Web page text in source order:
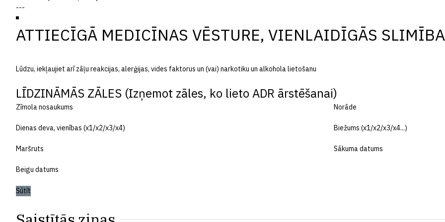
ATTIECĪGĀ MEDICĪNAS VĒSTURE, VIENLAIDĪGĀS
Lūdzu, iekļaujiet arī zāļu reakcijas, alerģijas, vides faktorus un (vai) narkotiku un alkohola lietošanu
LĪDZINĀMĀS ZĀLES (Izņemot zāles, ko lieto ADR ārstēšanai)
Zīmola nosaukums Norāde
Dienas deva, vienības (x1/x2/x3/x4) Biežums (x1/x2/x3/x4...)
Maršruts Sākuma datums
Beigu datums
Sūtīt